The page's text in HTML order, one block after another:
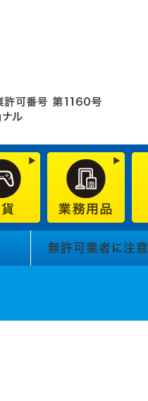
無許可業者に注意